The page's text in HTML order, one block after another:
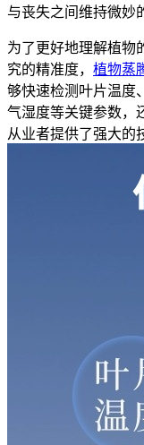
与丧失之间维持微妙
为了更好地理解植物
究的精准度， 植物蒸
够快速检测叶片温度
气湿度等关键参数，
从业者提供了强大的